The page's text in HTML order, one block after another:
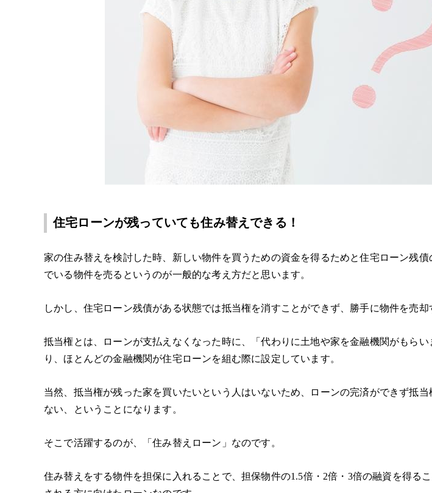
住宅ローンが残っていても住み替えできる！
家の住み替えを検討した時、新しい物件を買うための資金を得るためと住宅ローン残
でいる物件を売るというのが一般的な考え方だと思います。
しかし、住宅ローン残債がある状態では抵当権を消すことができず、勝手に物件を売却
抵当権とは、ローンが支払えなくなった時に、「代わりに土地や家を金融機関がもら
り、ほとんどの金融機関が住宅ローンを組む際に設定しています。
当然、抵当権が残った家を買いたいという人はいないため、ローンの完済ができず抵
ない、ということになります。
そこで活躍するのが、「住み替えローン」なのです。
住み替えをする物件を担保に入れることで、担保物件の1.5倍・ 2倍・ 3倍の融資を得る